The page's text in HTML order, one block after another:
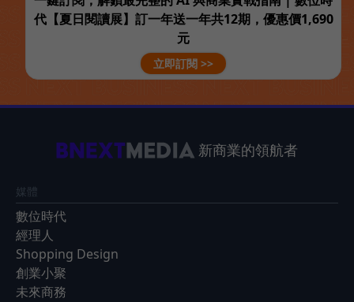
代【夏日閱讀展】訂一年送一年共12期，優惠價1,690
元
立即訂閱 >>
新商業的領航者
媒體
數位時代
經理人
Shopping Design
創業小聚
未來商務